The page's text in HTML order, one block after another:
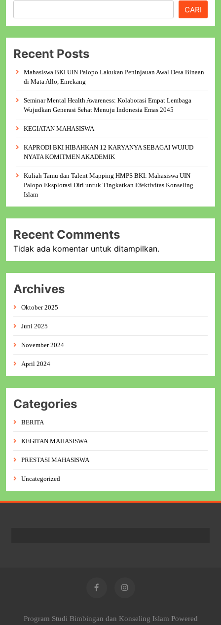
CARI
Recent Posts
Mahasiswa BKI UIN Palopo Lakukan Peninjauan Awal Desa Binaan
di Mata Allo, Enrekang
Seminar Mental Health Awareness: Kolaborasi Empat Lembaga
Wujudkan Generasi Sehat Menuju Indonesia Emas 2045
KEGIATAN MAHASISWA
KAPRODI BKI HIBAHKAN 12 KARYANYA SEBAGAI WUJUD
NYATA KOMITMEN AKADEMIK
Kuliah Tamu dan Talent Mapping HMPS BKI: Mahasiswa UIN
Palopo Eksplorasi Diri untuk Tingkatkan Efektivitas Konseling
Islam
Recent Comments
Tidak ada komentar untuk ditampilkan.
Archives
Oktober 2025
Juni 2025
November 2024
April 2024
Categories
BERITA
KEGITAN MAHASISWA
PRESTASI MAHASISWA
Uncategorized
Program Studi Bimbingan dan Konseling Islam Powered